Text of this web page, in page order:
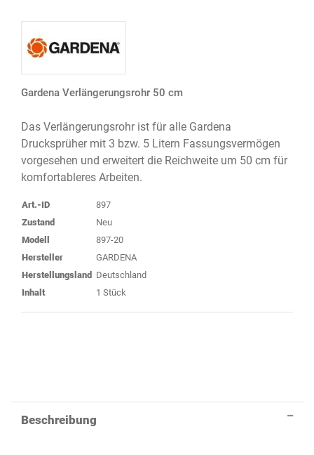
Gardena Verlängerungsrohr 50 cm
Das Verlängerungsrohr ist für alle Gardena
Drucksprüher mit 3 bzw. 5 Litern Fassungsvermögen
vorgesehen und erweitert die Reichweite um 50 cm für
komfortableres Arbeiten.
Art.-ID
897
Zustand
Neu
Modell
897-20
Hersteller
GARDENA
Herstellungsland Deutschland
Inhalt
1 Stück
Beschreibung